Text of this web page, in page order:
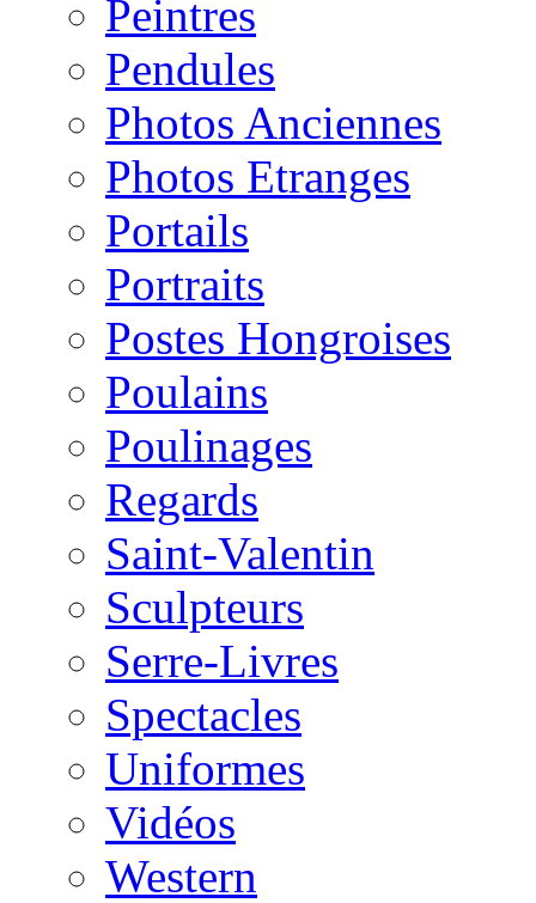
Peintres
Pendules
Photos Anciennes
Photos Etranges
Portails
Portraits
Postes Hongroises
Poulains
Poulinages
Regards
Saint-Valentin
Sculpteurs
Serre-Livres
Spectacles
Uniformes
Vidéos
Western